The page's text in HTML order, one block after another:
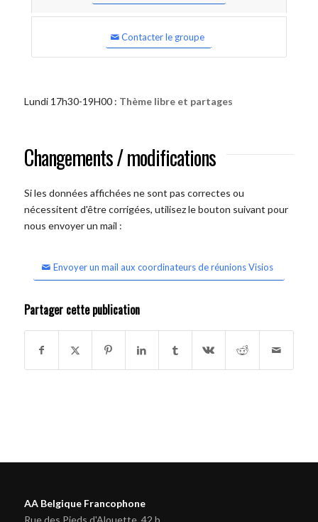
Contacter le groupe
Lundi 17h30-19H00 : Thème libre et partages
Changements / modifications
Si les données affichées ne sont pas correctes ou
nécessitent d'être corrigées, utilisez le bouton suivant pour
nous envoyer un mail :
Envoyer un mail aux coordinateurs de réunions Visios
Partager cette publication
AA Belgique Francophone
Rue des Pieds d'Alouette, 42 b